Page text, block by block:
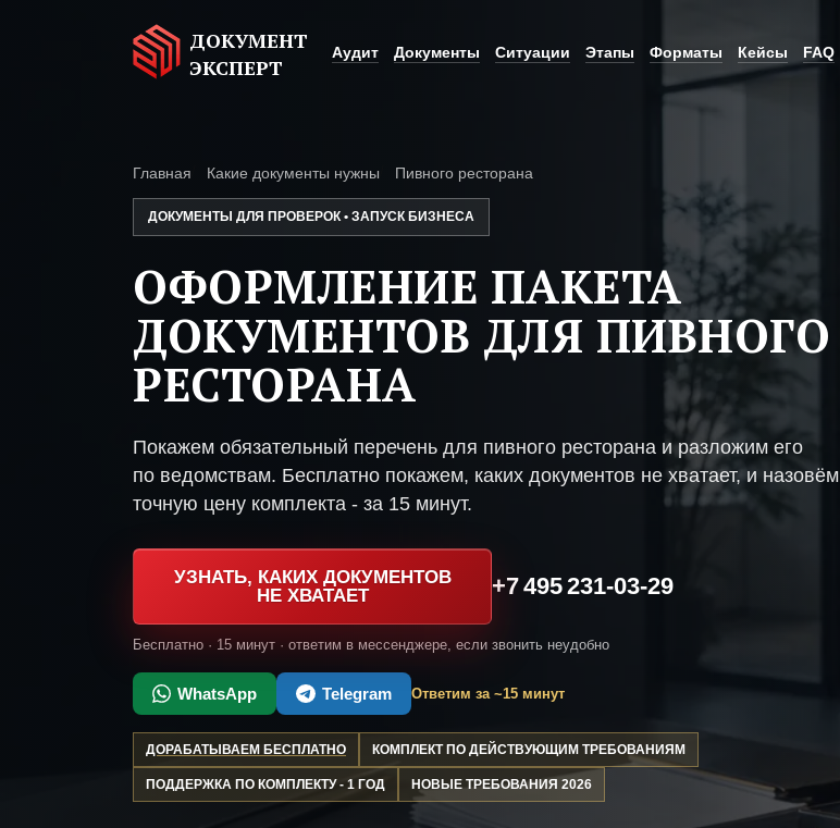
ДОКУМЕНТ
ЭКСПЕРТ
Аудит Документы Ситуации Этапы Форматы Кейсы FAQ
Главная Какие документы нужны Пивного ресторана
ДОКУМЕНТЫ ДЛЯ ПРОВЕРОК • ЗАПУСК БИЗНЕСА
ОФОРМЛЕНИЕ ПАКЕТА
ДОКУМЕНТОВ ДЛЯ ПИВНОГО
РЕСТОРАНА
Покажем обязательный перечень для пивного ресторана и разложим его
по ведомствам. Бесплатно покажем, каких документов не хватает, и назовём
точную цену комплекта - за 15 минут.
УЗНАТЬ, КАКИХ ДОКУМЕНТОВ
НЕ ХВАТАЕТ
+7 495 231-03-29
Бесплатно · 15 минут · ответим в мессенджере, если звонить неудобно
WhatsApp Telegram Ответим за ~15 минут
ДОРАБАТЫВАЕМ БЕСПЛАТНО КОМПЛЕКТ ПО ДЕЙСТВУЮЩИМ ТРЕБОВАНИЯМ
ПОДДЕРЖКА ПО КОМПЛЕКТУ - 1 ГОД НОВЫЕ ТРЕБОВАНИЯ 2026